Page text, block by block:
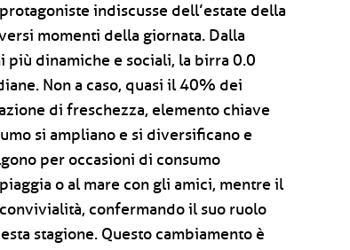
indiscusse dell’estate della
momenti della giornata. Dalla
più dinamiche e sociali, la birra 0.0
Non a caso, quasi il 40% dei
di freschezza, elemento chiave
si ampliano e si diversificano e
per occasioni di consumo
o al mare con gli amici, mentre il
confermando il suo ruolo
stagione. Questo cambiamento è